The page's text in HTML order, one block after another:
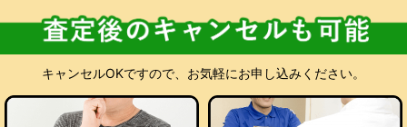
キャンセルOKですので、お気軽にお申し込みください。